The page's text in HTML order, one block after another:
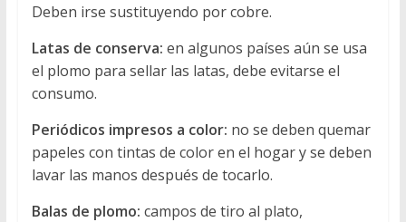
Deben irse sustituyendo por cobre.
Latas de conserva: en algunos países aún se usa
el plomo para sellar las latas, debe evitarse el
consumo.
Periódicos impresos a color: no se deben quemar
papeles con tintas de color en el hogar y se deben
lavar las manos después de tocarlo.
Balas de plomo: campos de tiro al plato,